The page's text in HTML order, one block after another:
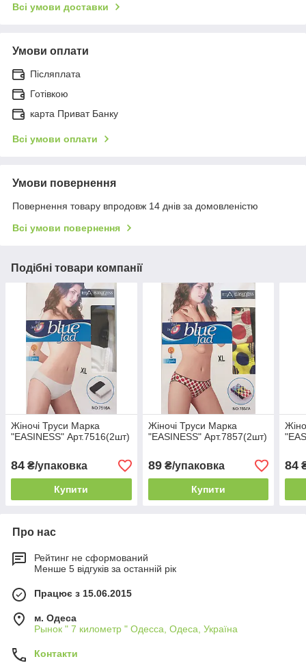
Всі умови доставки
Умови оплати
Післяплата
Готівкою
карта Приват Банку
Всі умови оплати
Умови повернення
Повернення товару впродовж 14 днів за домовленістю
Всі умови повернення
Подібні товари компанії
Жіночі Труси Марка
"EASINESS" Арт.7516(2шт)
84 ₴/упаковка
Купити
Жіночі Труси Марка
"EASINESS" Арт.7857(2шт)
89₴/упаковка
Купити
84
Про нас
Рейтинг не сформований
Менше 5 відгуків за останній рік
Працює з 15.06.2015
м. Одеса
Рынок " 7 километр " Одесса, Одеса, Україна
Контакти